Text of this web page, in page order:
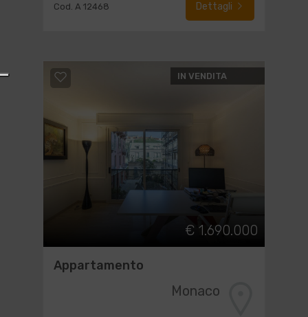
Cod. A 12468 Dettagli
IN VENDITA
€ 1.690.000
Appartamento
Monaco